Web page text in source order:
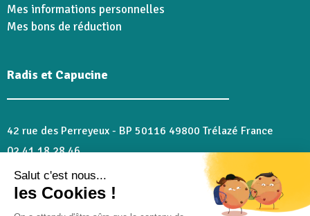
Salut c'est nous...
les Cookies !
Mes informations personnelles
Mes bons de réduction
Radis et Capucine
42 rue des Perreyeux - BP 50116 49800 Trélazé France
02 41 18 28 46
serviceclient@radisetcapucine.com